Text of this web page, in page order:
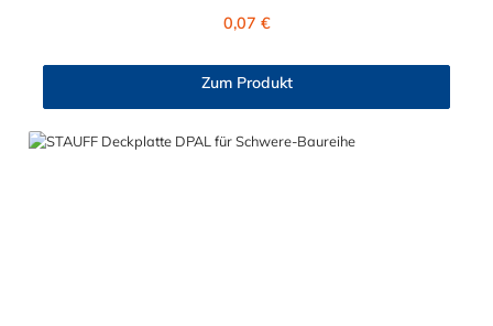
zwischen den Größen M6 x 20 mm bis maximal M24 x 80 mm
Regulärer Preis:
0,07 €
Zum Produkt